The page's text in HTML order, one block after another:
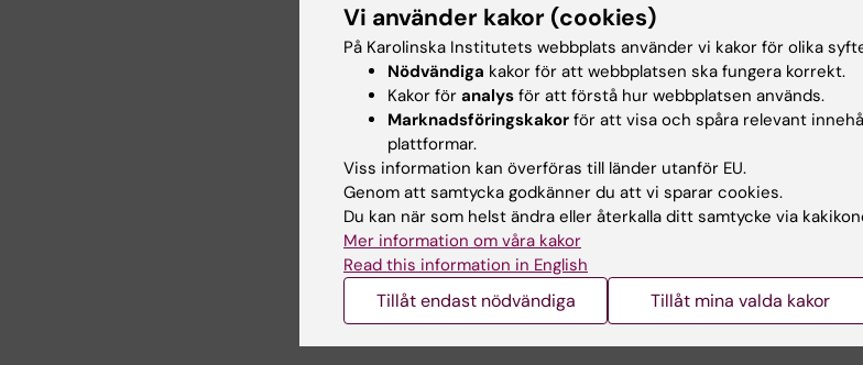
nytt coronavirus, som ger upphov till den så kallade
coronavirussjukdomen 2019 (covid-19). Sedan dess
spridit sig snabbt över hela världen och den 11
WHO att covid-19-epidemin är en pandemi. Covid-
en stor utmaning som världens nationer står inför
en stor inverkan på folkhälsan och ekonomin.
I Sverige är det ett högt tryck på sjukvården och
intensivvårdats och avlidit efter insjuknande i
direkta hälsokonsekvenser, så estimeras covid-19
arbetslöshet och en 4% reducering av
(BNP) för Sverige. Vi vet inte i vilken utsträckning
psykisk och allmän hälsa bland den svenska
Vi använder kakor (cookies)
På Karolinska Institutets webbplats använder vi kakor för olika
Nödvändiga kakor för att webbplatsen ska fungera korrekt.
Kakor för analys för att förstå hur webbplatsen används.
Marknadsföringskakor för att visa och spåra relevant
plattformar.
Viss information kan överföras till länder utanför EU.
Genom att samtycka godkänner du att vi sparar cookies.
Du kan när som helst ändra eller återkalla ditt samtycke via
Mer information om våra kakor
Read this information in English
Tillåt endast nödvändiga Tillåt mina valda kakor